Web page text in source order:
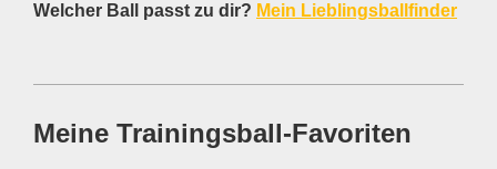
Welcher Ball passt zu dir? Mein Lieblingsballfinder
Meine Trainingsball-Favoriten